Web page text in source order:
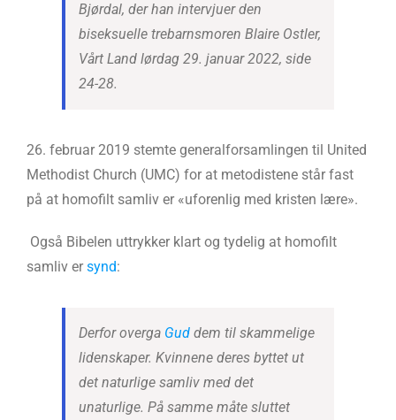
Bjørdal, der han intervjuer den
biseksuelle trebarnsmoren Blaire Ostler,
Vårt Land lørdag 29. januar 2022, side
24-28.
26. februar 2019 stemte generalforsamlingen til United
Methodist Church (UMC) for at metodistene står fast
på at homofilt samliv er «uforenlig med kristen lære».
Også Bibelen uttrykker klart og tydelig at homofilt
samliv ersynd:
Derfor overga Gud dem til skammelige
lidenskaper. Kvinnene deres byttet ut
det naturlige samliv med det
unaturlige. På samme måte sluttet